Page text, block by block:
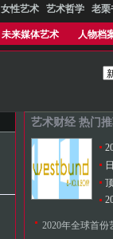
女性艺术 艺术哲学 老栗
未来媒体艺术 人物档
艺术财经 热门
2020年全球首